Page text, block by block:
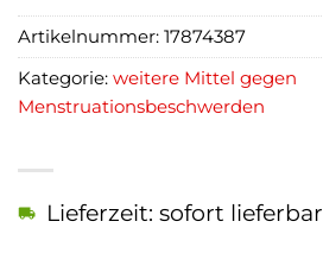
Lieferzeit: sofort lieferbar
Artikelnummer: 17874387
Kategorie: weitere Mittel gegen
Menstruationsbeschwerden